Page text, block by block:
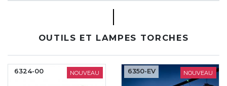
CYBERNECARD
LA SOCIÉTÉ
OUTILS ET LAMPES TORCHES
NOUVEAU
6324-00 NOUVEAU
6350-EV